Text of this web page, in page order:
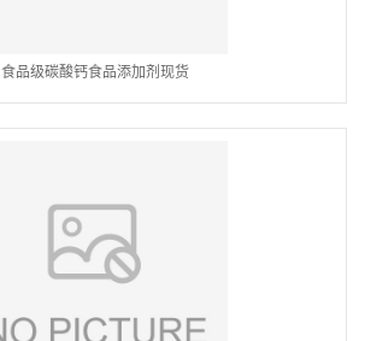
食品级碳酸钙食品添加剂现货